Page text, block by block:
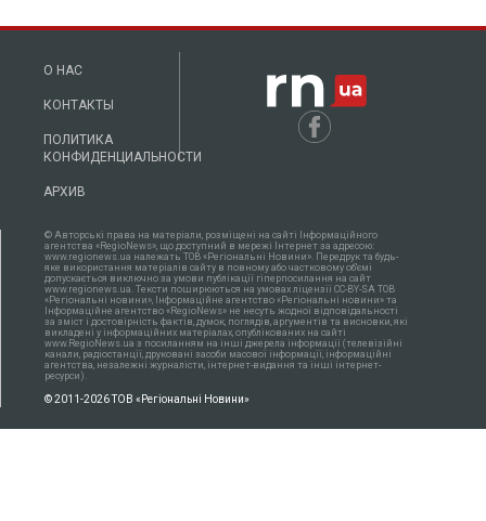
О НАС
КОНТАКТЫ
ПОЛИТИКА
КОНФИДЕНЦИАЛЬНОСТИ
АРХИВ
© Авторські права на матеріали, розміщені на сайті Інформаційного
агентства «RegioNews», що доступний в мережі Інтернет за адресою:
www.regionews.ua належать ТОВ «Регіональні Новини». Передрук та будь-
яке використання матеріалів сайту в повному або частковому об'ємі
допускається виключно за умови публікації гіперпосилання на сайт
www.regionews.ua. Тексти поширюються нa умовах ліцензії CC-BY-SA ТОВ
«Регіональні новини», Інформаційне агентство «Регіональні новини» та
Інформаційне агентство «RegioNews» не несуть жодної відповідальності
за зміст і достовірність фактів, думок, поглядів, аргументів та висновки, які
викладені у інформаційних матеріалах, опублікованих на сайті
www.RegioNews.ua з посиланням на інші джерела інформації (телевізійні
канали, радіостанції, друковані засоби масової інформації, інформаційні
агентства, незалежні журналісти, інтернет-видання та інші інтернет-
ресурси).
© 2011-2026 ТОВ «Регіональні Новини»